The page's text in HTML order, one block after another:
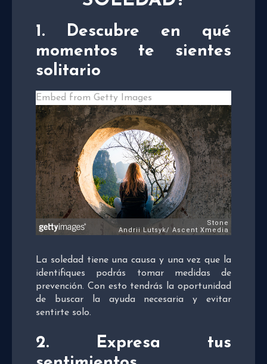
1. Descubre
en qué
momentos te sientes
solitario
Embed from Getty Images
La soledad tiene una causa y una vez que la
identifiques podrás tomar medidas de
prevención. Con esto tendrás la oportunidad
de buscar la ayuda necesaria y evitar
sentirte solo.
2.
Expresa tus